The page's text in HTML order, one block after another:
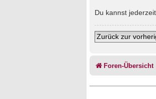
Du kannst
Zurück zur
Foren-Übersicht